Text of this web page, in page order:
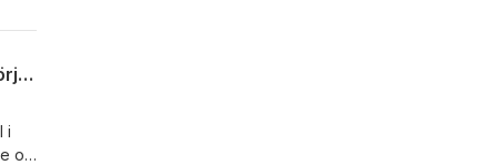
Alexander Erwik - Del 1 - Ett ärligt avsnitt om att bryta sig loss, sätta gränser och börja välja sig själv.
i
om